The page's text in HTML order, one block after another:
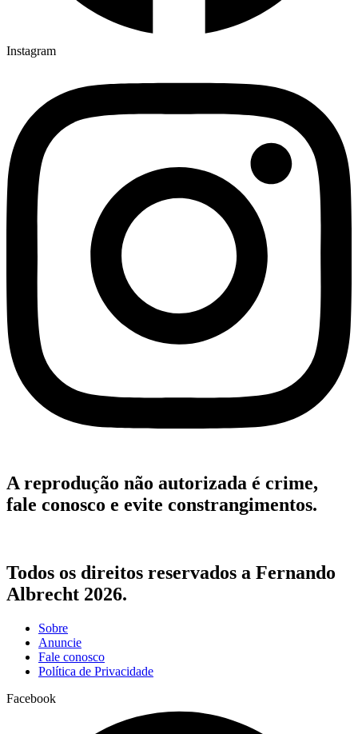
Instagram
A reprodução não autorizada é crime,
fale conosco e evite constrangimentos.
Todos os direitos reservados a Fernando
Albrecht 2026.
Sobre
Anuncie
Fale conosco
Política de Privacidade
Facebook